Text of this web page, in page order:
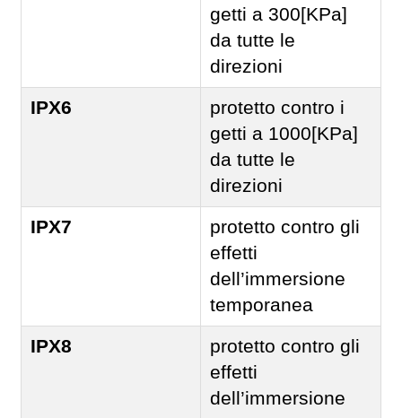
getti a 300[KPa]
da tutte le
direzioni
IPX6
protetto contro i
getti a 1000[KPa]
da tutte le
direzioni
IPX7
protetto contro gli
effetti
dell’immersione
temporanea
IPX8
protetto contro gli
effetti
dell’immersione